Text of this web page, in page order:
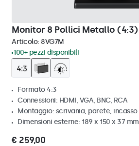
Monitor 8 Pollici Metallo (4:3)
Articolo: 8VG7M
100+ pezzi disponibili
Formato 4:3
Connessioni: HDMI, VGA, BNC, RCA
Montaggio: scrivania, parete, incasso
Dimensioni esterne: 189 x 150 x 37 mm
€ 259,00